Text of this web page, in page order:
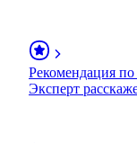
Рекомендация
Эксперт